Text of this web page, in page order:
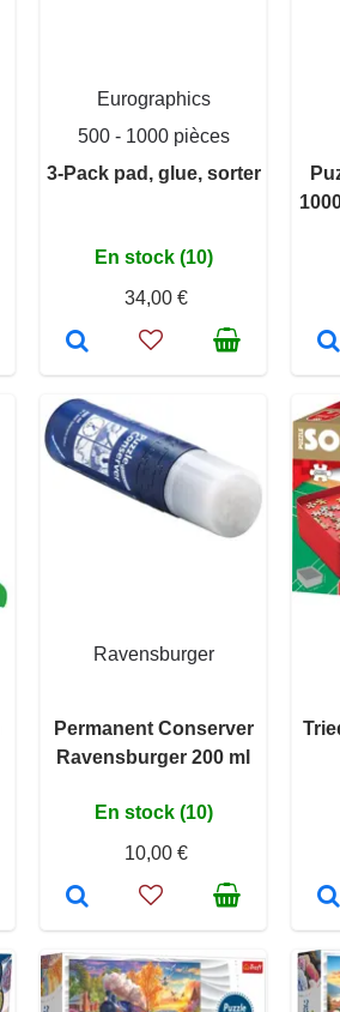
Eurographics
500 - 1000 pièces
3-Pack pad, glue, sorter
En stock (10)
34,00 €
Ravensburger
Permanent Conserver
Ravensburger 200 ml
En stock (10)
10,00 €